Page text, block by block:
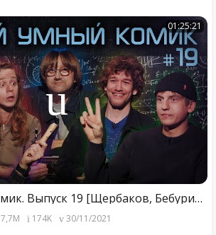
01:25:21
Самый умный комик. Выпуск 19 [Щербаков, Бебуришвили, Сидоров, Малой]
7,7M 174K 30/11/2021